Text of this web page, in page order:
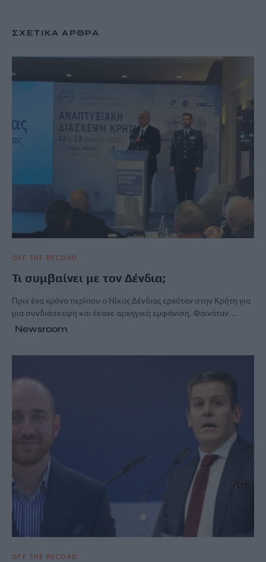
ΣΧΕΤΙΚΆ ΆΡΘΡΑ
OFF THE RECORD
Τι συμβαίνει με τον Δένδια;
Πριν ένα χρόνο περίπου ο Νίκος Δένδιας ερχόταν στην Κρήτη για
μια συνδιάσκεψη και έκανε αρχηγική εμφάνιση. Φαινόταν…
Newsroom
OFF THE RECORD